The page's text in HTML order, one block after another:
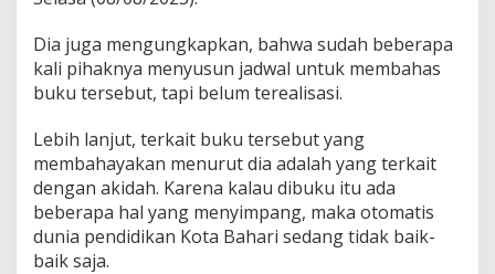
Dia juga mengungkapkan, bahwa sudah beberapa
kali pihaknya menyusun jadwal untuk membahas
buku tersebut, tapi belum terealisasi.
Lebih lanjut, terkait buku tersebut yang
membahayakan menurut dia adalah yang terkait
dengan akidah. Karena kalau dibuku itu ada
beberapa hal yang menyimpang, maka otomatis
dunia pendidikan Kota Bahari sedang tidak baik-
baik saja.